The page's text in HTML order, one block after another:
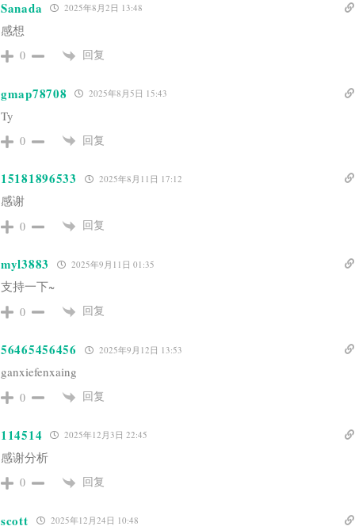
Sanada 2025年8月2日 13:48
感想
0 回复
gmap78708 2025年8月5日 15:43
Ty
0 回复
15181896533 2025年8月11日 17:12
感谢
0 回复
myl3883 2025年9月11日 01:35
支持一下~
0 回复
56465456456 2025年9月12日 13:53
ganxiefenxaing
0 回复
114514 2025年12月3日 22:45
感谢分析
0 回复
scott 2025年12月24日 10:48